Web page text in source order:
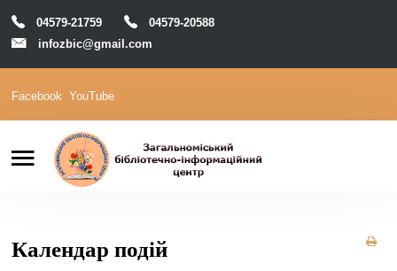
Головна
Відділи
04579-21759
04579-20588
infozbic@gmail.com
Пошук
Facebook YouTube
Календар подій